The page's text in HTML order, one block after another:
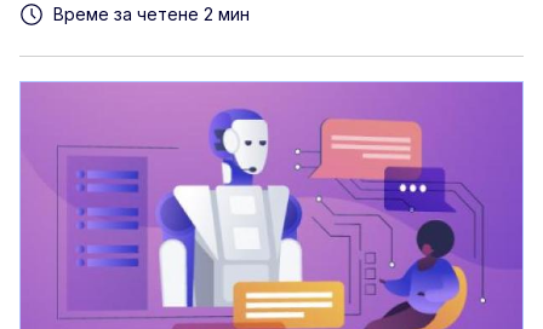
Време за четене 2 мин